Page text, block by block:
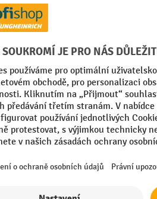
Z kategorie:
in Germany
mm
kg